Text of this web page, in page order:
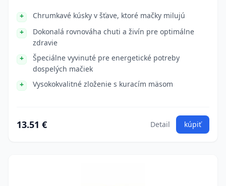
Chrumkavé kúsky v šťave, ktoré mačky milujú
Dokonalá rovnováha chuti a živín pre optimálne
zdravie
Špeciálne vyvinuté pre energetické potreby
dospelých mačiek
Vysokokvalitné zloženie s kuracím mäsom
13.51 € Detail kúpiť